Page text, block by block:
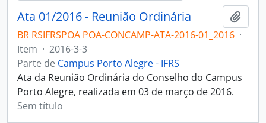
Ata 01/2016 - Reunião Ordinária
BR RSIFRSPOA POA-CONCAMP-ATA-2016-01_2016 ·
Item · 2016-3-3
Parte de Campus Porto Alegre - IFRS
Ata da Reunião Ordinária do Conselho do Campus
Porto Alegre, realizada em 03 de março de 2016.
Sem título